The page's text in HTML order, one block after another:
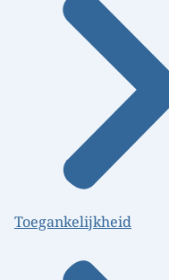
Toegankelijkheid